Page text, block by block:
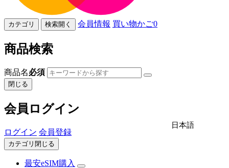
カテゴリ 検索開く 会員情報 買い物かご0
商品検索
商品名必須
閉じる
会員ログイン
ログイン 会員登録
日本語
カテゴリ閉じる
最安eSIM購入